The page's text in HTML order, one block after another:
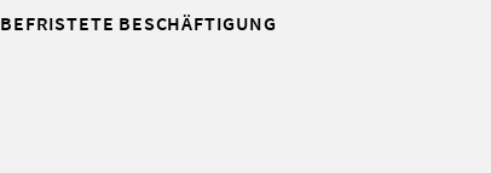
BEFRISTETE BESCHÄFTIGUNG